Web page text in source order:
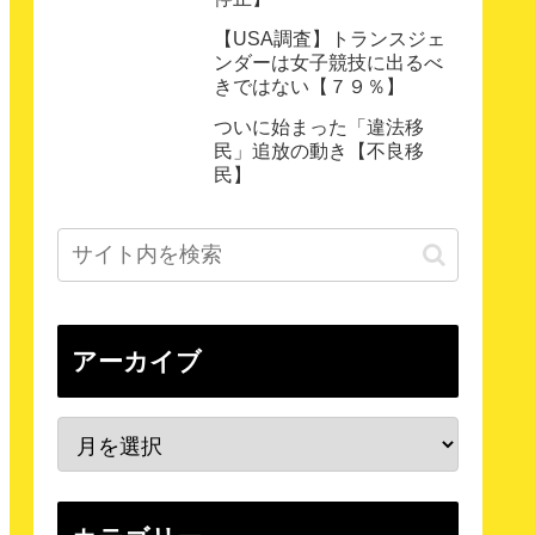
【USA調査】トランスジェ
ンダーは女子競技に出るべ
きではない【７９％】
ついに始まった「違法移
民」追放の動き【不良移
民】
アーカイブ